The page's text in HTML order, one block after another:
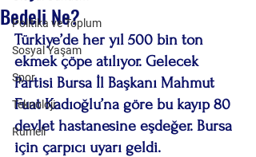
Politika ve Toplum
Sosyal Yaşam
Spor
Teknoloji
Rumeli
Bedeli Ne?
Türkiye’de her yıl 500 bin ton
ekmek çöpe atılıyor. Gelecek
Partisi Bursa İl Başkanı Mahmut
Fuat Kadıoğlu’na göre bu kayıp 80
devlet hastanesine eşdeğer. Bursa
için çarpıcı uyarı geldi.